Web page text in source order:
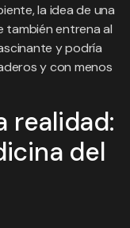
la idea de una
también entrena al
y podría
y con menos
realidad:
del